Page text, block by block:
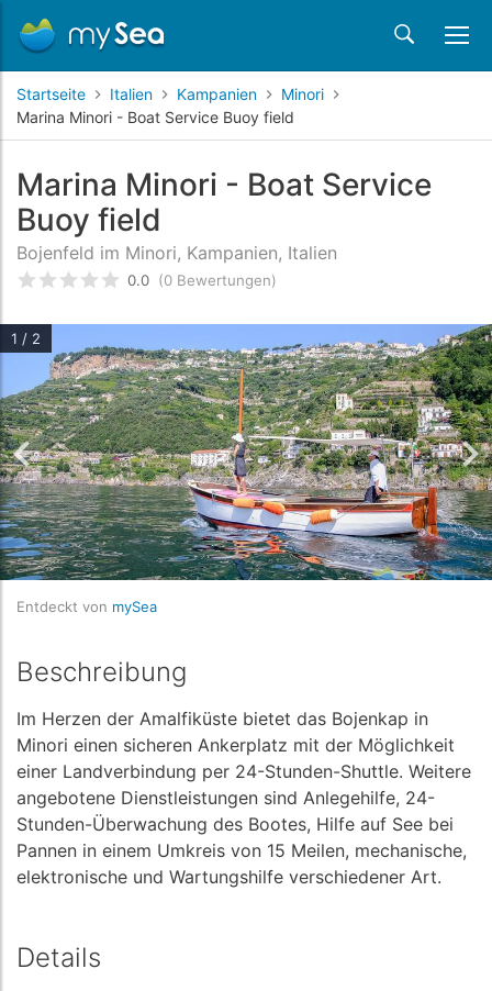
Startseite Italien Kampanien
Minori
Marina Minori - Boat Service Buoy field
Marina Minori - Boat Service
Buoy field
Bojenfeld im Minori, Kampanien, Italien
bewertet0 /5 beyogen auf
0.0 (0 Bewertungen)
1 / 2
Entdeckt von mySea
Beschreibung
Im Herzen der Amalfiküste bietet das Bojenkap in
Minori einen sicheren Ankerplatz mit der Möglichkeit
einer Landverbindung per 24-Stunden-Shuttle. Weitere
angebotene Dienstleistungen sind Anlegehilfe, 24-
Stunden-Überwachung des Bootes, Hilfe auf See bei
Pannen in einem Umkreis von 15 Meilen, mechanische,
elektronische und Wartungshilfe verschiedener Art.
Details